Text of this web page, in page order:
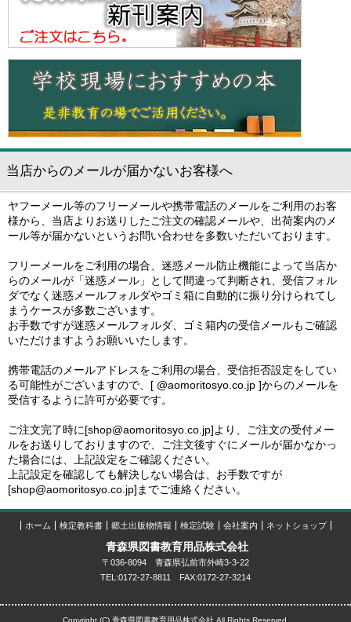
当店からのメールが届かないお客様へ
ヤフーメール等のフリーメールや携帯電話のメールをご利用のお客
様から、当店よりお送りしたご注文の確認メールや、出荷案内のメ
ール等が届かないというお問い合わせを多数いただいております。
フリーメールをご利用の場合、迷惑メール防止機能によって当店か
らのメールが「迷惑メール」として間違って判断され、受信フォル
ダでなく迷惑メールフォルダやゴミ箱に自動的に振り分けられてし
まうケースが多数ございます。
お手数ですが迷惑メールフォルダ、ゴミ箱内の受信メールもご確認
いただけますようお願いいたします。
携帯電話のメールアドレスをご利用の場合、受信拒否設定をしてい
る可能性がございますので、[ @aomoritosyo.co.jp ]からのメールを
受信するように許可が必要です。
ご注文完了時に[shop@aomoritosyo.co.jp]より、ご注文の受付メー
ルをお送りしておりますので、ご注文後すぐにメールが届かなかっ
た場合には、上記設定をご確認ください。
上記設定を確認しても解決しない場合は、お手数ですが
[shop@aomoritosyo.co.jp]までご連絡ください。
ホーム 検定教科書 郷土出版物情報 検定試験 会社案内 ネットショップ
青森県図書教育用品株式会社
〒036-8094 青森県弘前市外崎3-3-22
TEL:0172-27-8811 FAX:0172-27-3214
Copyright (C) 青森県図書教育用品株式会社 All Rights Reserved.